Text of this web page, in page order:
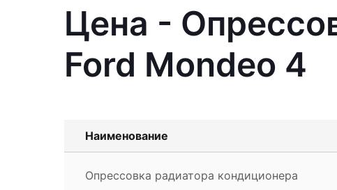
Цена -
Ford Mondeo 4
Наименование
Опрессовка радиатора кондиционера